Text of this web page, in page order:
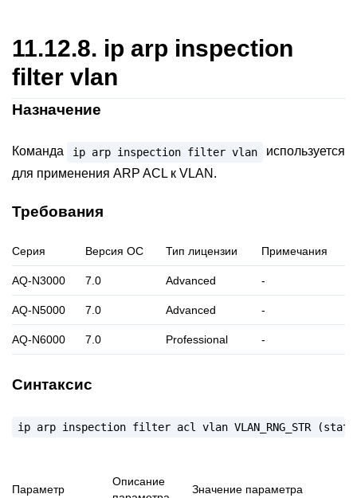
11.12.8. ip arp inspection
filter vlan
Назначение
Команда ip arp inspection filter vlan
используется
для применения ARP ACL к VLAN.
Требования
Серия Версия ОС Тип лицензии Примечания
AQ-N3000 7.0 Advanced -
AQ-N5000 7.0 Advanced -
AQ-N6000 7.0 Professional -
Синтаксис
ip arp inspection filter acl vlan VLAN_RNG_STR
Параметр
Описание
Значение параметра